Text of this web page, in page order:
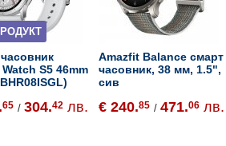
S5 46mm
65 /304.42 лв.
Amazfit Balance смарт
часовник, 38 мм, 1.5",
сив
€ 240.85 /471.06 лв.